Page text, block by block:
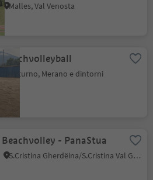
Malles, Val Venosta
Beachvolleyball
Naturno, Merano e dintorni
Beachvolley - PanaStua
S.Cristina Gherdëina/S.Cristina Val Gardena, Santa Cristina Val Gardena, Regione dolomitica Val Gardena